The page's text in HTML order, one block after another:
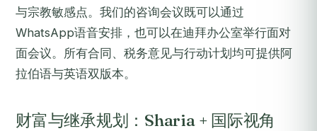
与宗教敏感点。我们的咨询会议既可以通过
WhatsApp语音安排，也可以在迪拜办公室举行面对
面会议。所有合同、税务意见与行动计划均可提供阿
拉伯语与英语双版本。
财富与继承规划：Sharia + 国际视角